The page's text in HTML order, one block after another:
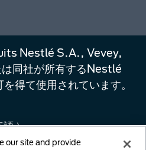
Nestlé S.A., Vevey,
同社が所有するNestlé
得て使用されています。
語）​
（日本語）​
our site and provide